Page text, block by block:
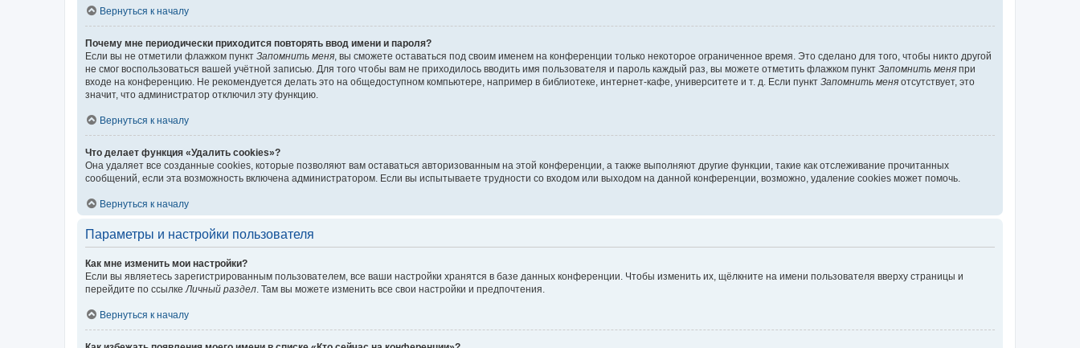
Вернуться к началу
Почему мне периодически приходится повторять ввод имени и пароля?
Если вы не отметили флажком пункт Запомнить меня, вы сможете оставаться под своим именем на конференции только некоторое ограниченное время. Это сделано для того, чтобы никто другой
не смог воспользоваться вашей учётной записью. Для того чтобы вам не приходилось вводить имя пользователя и пароль каждый раз, вы можете отметить флажком пункт Запомнить меня при
входе на конференцию. Не рекомендуется делать это на общедоступном компьютере, например в библиотеке, интернет-кафе, университете и т. д. Если пункт Запомнить меня отсутствует, это
значит, что администратор отключил эту функцию.
Вернуться к началу
Что делает функция «Удалить cookies»?
Она удаляет все созданные cookies, которые позволяют вам оставаться авторизованным на этой конференции, а также выполняют другие функции, такие как отслеживание прочитанных
сообщений, если эта возможность включена администратором. Если вы испытываете трудности со входом или выходом на данной конференции, возможно, удаление cookies может помочь.
Вернуться к началу
Параметры и настройки пользователя
Как мне изменить мои настройки?
Если вы являетесь зарегистрированным пользователем, все ваши настройки хранятся в базе данных конференции. Чтобы изменить их, щёлкните на имени пользователя вверху страницы и
перейдите по ссылкеЛичный раздел. Там вы можете изменить все свои настройки и предпочтения.
Вернуться к началу